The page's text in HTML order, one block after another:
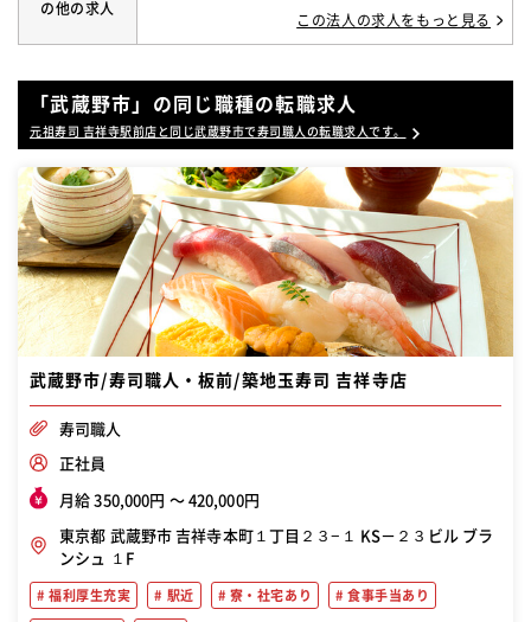
の他の求人
この法人の求人をもっと見る
「武蔵野市」の同じ職種の転職求人
元祖寿司 吉祥寺駅前店と同じ武蔵野市で寿司職人の転職求人です。
武蔵野市/寿司職人・板前/築地玉寿司 吉祥寺店
寿司職人
正社員
月給 350,000円 〜 420,000円
東京都 武蔵野市 吉祥寺本町１丁目２３−１ KS－２３ビル ブラ
ンシュ １F
福利厚生充実 駅近 寮・社宅あり 食事手当あり